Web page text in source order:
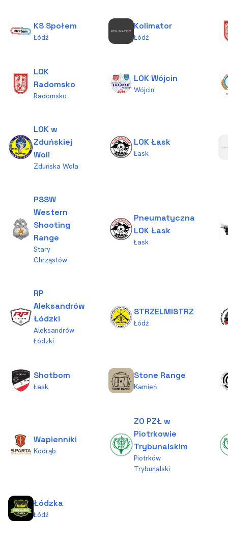
KS Społem
Łódź
Kolimator
Łódź
LOK
Radomsko
Radomsko
LOK Wójcin
Wójcin
LOK w
Zduńskiej
Woli
Zduńska Wola
LOK Łask
Łask
PSSW
Western
Shooting
Range
Stary
Chrząstów
Pneumatyczna
LOK Łask
Łask
RP
Aleksandrów
Łódzki
Aleksandrów
Łódzki
STRZELMISTRZ
Łódź
Shotbom
Łask
Stone Range
Kamień
Wapienniki
Kodrąb
ZO PZŁ w
Piotrkowie
Trybunalskim
Piotrków
Trybunalski
Łódzka
Łódź